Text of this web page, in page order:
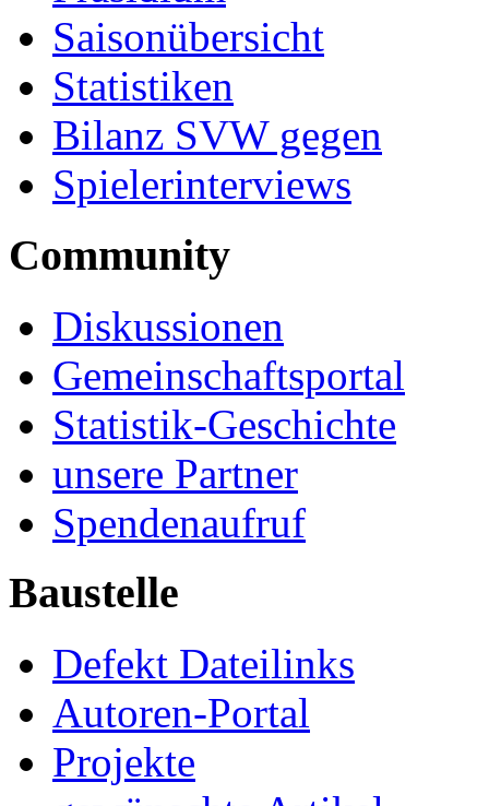
Saisonübersicht
Statistiken
Bilanz SVW gegen
Spielerinterviews
Community
Diskussionen
Gemeinschaftsportal
Statistik-Geschichte
unsere Partner
Spendenaufruf
Baustelle
Defekt Dateilinks
Autoren-Portal
Projekte